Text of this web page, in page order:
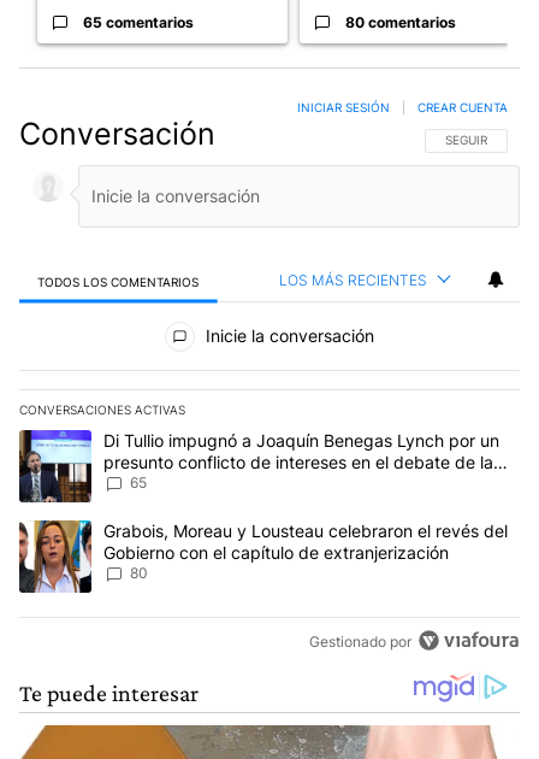
65 comentarios 80 comentarios
Conversación SIGA ESTA
SEGUIR
INICIAR SESIÓN CREAR CUENTA
TODOS LOS COMENTARIOS LOS MÁS RECIENTES
Todos los comentarios
Inicie la conversación
CONVERSACIONES ACTIVAS
Este listado muestra los artículos con más comentarios en los
Un artículo de tendencia con el título "Di Tullio impugnó a
Di Tullio impugnó a Joaquín Benegas Lynch por un
presunto conflicto de intereses en el debate de la
Ley de Tierras
65
Un artículo de tendencia con el título "Grabois, Moreau y
Grabois, Moreau y Lousteau celebraron el revés del
Gobierno con el capítulo de extranjerización
80
Gestionado por